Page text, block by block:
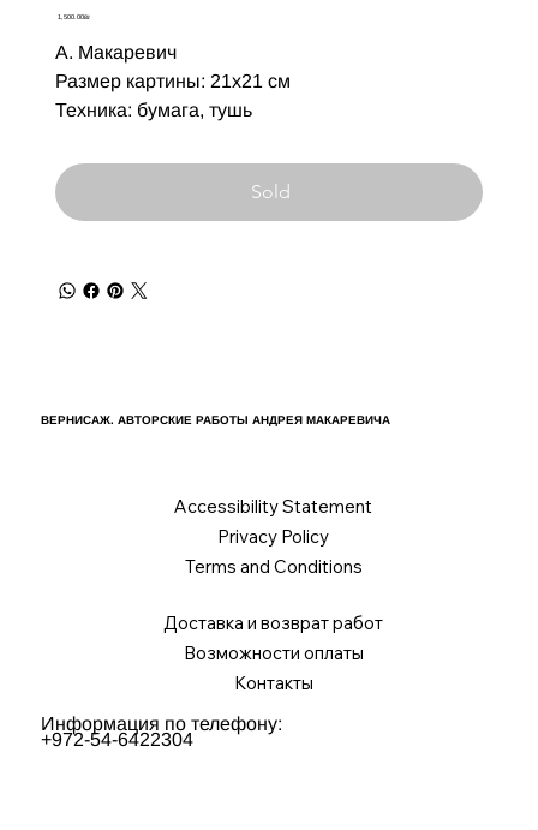
Цена‏1,500.00 ‏₪
А. Макаревич
Размер картины: 21х21 см
Техника: бумага, тушь
Sold
ВЕРНИСАЖ. АВТОРСКИЕ РАБОТЫ АНДРЕЯ МАКАРЕВИЧА
Accessibility Statement
Privacy Policy
Terms and Conditions
Доставка и возврат работ
Возможности оплаты
Контакты
Информация по телефону:
+972-54-6422304